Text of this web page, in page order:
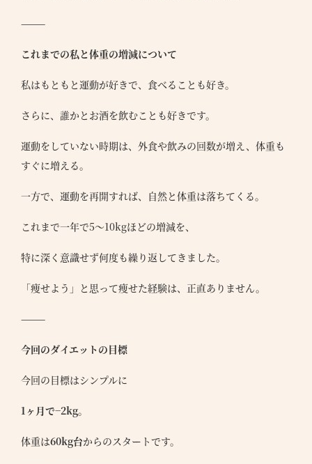
⸻
これまでの私と体重の増減について
私はもともと運動が好きで、食べることも好き。
さらに、誰かとお酒を飲むことも好きです。
運動をしていない時期は、外食や飲みの回数が増え、体重も
すぐに増える。
一方で、運動を再開すれば、自然と体重は落ちてくる。
これまで一年で5〜10kgほどの増減を、
特に深く意識せず何度も繰り返してきました。
「痩せよう」と思って痩せた経験は、正直ありません。
⸻
今回のダイエットの目標
今回の目標はシンプルに
1ヶ月で−2kg。
体重は60kg台からのスタートです。